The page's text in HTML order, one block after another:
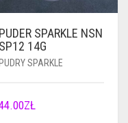
PUDER SPARKLE NSN
SP12 14G
PUDRY SPARKLE
ZŁ